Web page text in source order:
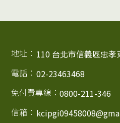
地址： 110 台北市信義區忠
電話： 02-23463468
免付費專線：0800-211-346
信箱：